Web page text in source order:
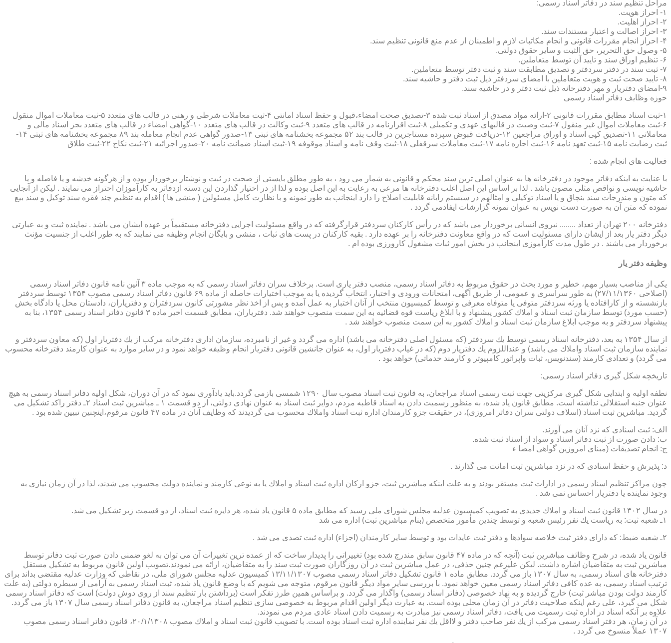
مراحل تنظیم سند در دفاتر اسناد رسمی:
۱- احراز هویت.
۲- احراز اهلیت.
۳- احراز اصالت و اعتبار مستندات سند.
۴- احراز انجام مقررات قانونی و انجام مکاتبات لازم و اطمینان از عدم منع قانونی تنظیم سند.
۵- وصول حق التحریر، حق الثبت و سایر حقوق دولتی.
۶- تنظیم اوراق سند و تایید آن توسط متعاملین.
۷- ثبت سند در دفتر سردفتر و تصدیق مطابقت سند و ثبت دفتر توسط متعاملین.
۸- تایید صحت ثبت و هویت متعاملین با امضای سردفتر ذیل ثبت دفتر و حاشیه سند.
۹-امضای دفتریار و مهر دفترخانه ذیل ثبت دفتر و در حاشیه سند.
حوزه وظایف دفاتر اسناد رسمی
۱-ثبت اسناد مطابق مقررات قانونی ۲-ارائه مواد مصدق از اسناد ثبت شده ۳-تصدیق صحت امضاء،قبول و حفظ اسناد امانتی ۴-ثبت معاملات شرطی و رهنی در قالب های متعدد ۵-ثبت معاملات اموال منقول
۶-ثبت معاملات اموال غیر منقول ۷-ثبت وصیت در قالبهای عهدی و تکمیلی ۸-ثبت اقرارنامه در قالب های متعدد ۹-ثبت وکالت در قالب های متعدد ۱۰-گواهی امضاء در قالب های متعدد بجز اسناد مالی و
معاملاتی ۱۱-تصدیق کپی اسناد و اوراق مراجعین ۱۲-دریافت قبوض سپرده مستاجرین در قالب بند ۵۲ مجموعه بخشنامه های ثبتی ۱۳-صدور گواهی عدم انجام معامله بند ۸۹ مجموعه بخشنامه های ثبتی ۱۴-
ثبت رضایت نامه ۱۵-ثبت تعهد نامه ۱۶-ثبت اجاره نامه ۱۷-ثبت معاملات سرقفلی ۱۸-ثبت وقف نامه و اسناد موقوفه ۱۹-ثبت اسناد ضمانت نامه ۲۰-صدور اجرائیه ۲۱-ثبت نکاح ۲۲-ثبت طلاق
فعالیت های انجام شده :
با عنایت به اینکه دفاتر موجود در دفترخانه ها به عنوان اصلی ترین سند محکم و قانونی به شمار می رود ، به طور مطلق بایستی از صحت در ثبت و نوشتار برخوردار بوده و از هرگونه خدشه و یا فاصله و یا
حاشیه نویسی و نواقص مثلی مصون باشد . لذا بر اساس این اصل اغلب دفترخانه ها مرعی به رعایت به این اصل بوده و لذا از در اختیار گذاردن این دسته ازدفاتر به کارآموزان احتراز می نمایند . لیکن از آنجایی
که متون و مندرجات سند بنچاق و یا اسناد توکیلی و امثالهم در سیستم رایانه قابلیت اصلاح را دارد اینجانب به طور نمونه و با نظارت کامل مسئولین ( منشی ها ) اقدام به تنظیم چند فقره سند توکیل و سند بیع
نموده که متن آن به صورت دست نویس به عنوان نمونه گزارشات ایفادمی گردد .
دفترخانه ۲۰۰ تهران از تعداد ........ نیروی انسانی برخوردار می باشد که در رأس کارکنان سردفتر قرارگرفته که در واقع مسئولیت اجرایی دفترخانه مستقیماً بر عهده ایشان می باشد . نماینده ثبت و به عبارتی
دیگر دفتر یار بعد از ایشان دارای مسئولیت است که در واقع معاونت دفترخانه را بر عهده دارد . بقیه کارکنان در پست های ثبات ، منشی و بایگان انجام وظیفه می نمایند که به طور اغلب از جنسیت مؤنث
برخوردار می باشند . در طول مدت کارآموزی اینجانب در بخش امور ثبات مشغول کارورزی بوده ام .
وظیفه دفتر یار
یكی از مناصب بسیار مهم، خطیر و مورد بحث در حقوق مربوط به دفاتر اسناد رسمی، منصب دفتر یاری است. برخلاف سران دفاتر اسناد رسمی كه به موجب ماده ۳ آئین نامه قانون دفاتر اسناد رسمی
(اصلاحی ۲۷/۱۱/۱۳۶۰) به طور سراسری و عمومی، از طریق آگهی، امتحانات ورودی و اختبار، انتخاب گردیده یا به موجب اختیارات حاصله از ماده ۶۹ قانون دفاتر اسناد رسمی مصوب ۱۳۵۴ توسط سردفتر
بازنشسته و از كارافتاده یا ورثه سردفتر متوفی یا متوفاه معرفی و توسط كمیسیون منتخب از آنان اختبار به عمل آمده و پس از اخذ نظر مشورتی كانون سردفتران و دفتریاران، دادستان محل یا دادگاه بخش
(حسب مورد) توسط سازمان ثبت اسناد و املاك كشور پیشنهاد و با ابلاغ ریاست قوه قضائیه به این سمت منصوب خواهند شد. دفتریاران، مطابق قسمت اخیر ماده ۳ قانون دفاتر اسناد رسمی ۱۳۵۴، بنا به
پیشنهاد سردفتر و به موجب ابلاغ سازمان ثبت اسناد و املاك كشور به این سمت منصوب خواهند شد .
از سال ۱۳۵۴ به بعد، دفترخانه اسناد رسمی توسط یك سردفتر (كه مسئول اصلی دفترخانه می باشد) اداره می گردد و غیر از نامبرده، سازمان اداری دفترخانه مركب از یك دفتریار اول (كه معاون سردفتر و
نماینده سازمان ثبت اسناد واملاك می باشد) و عنداللزوم یك دفتریار دوم (كه در غیاب دفتریار اول، به عنوان جانشین قانونی دفتریار انجام وظیفه خواهد نمود و در سایر موارد به عنوان كارمند دفترخانه محسوب
می گردد) و تعدادی كارمند (سندنویس، ثبات واپراتور كامپیوتر و كارمند خدماتی) خواهد بود .
تاریخچه شكل گیری دفاتر اسناد رسمی:
نطفه اولیه و ابتدایی شكل گیری مركزیتی جهت ثبت رسمی اسناد مراجعان، به قانون ثبت اسناد مصوب سال ۱۲۹۰ شمسی بازمی گردد.باید یادآوری نمود كه در آن دوران، شكل اولیه دفاتر اسناد رسمی به هیچ
عنوان جنبه استقلالی نداشته است. مطابق قانون یاد شده، به منظور رسمیت دادن به اسناد قاطبه مردم، دوایر ثبت اسناد به عنوان نهادی دولتی، از دو قسمت ۱ ـ مباشرین ثبت اسناد ۲ـ دفتر راكد تشكیل می
گردید. مباشرین ثبت اسناد (اسلاف دولتی سران دفاتر امروزی)، در حقیقت جزو كارمندان اداره ثبت اسناد واملاك محسوب می گردیدند كه وظایف آنان در ماده ۴۷ قانون مرقوم،اینچنین تبیین شده بود .
الف: ثبت اسنادی كه نزد آنان می آورند.
ب: دادن صورت از ثبت دفاتر اسناد و سواد از اسناد ثبت شده.
ج: انجام تصدیقات (مبنای امروزین گواهی امضا ء
د: پذیرش و حفظ اسنادی كه در نزد مباشرین ثبت امانت می گذارند .
چون مراكز تنظیم اسناد رسمی در ادارات ثبت مستقر بودند و به علت اینكه مباشرین ثبت، جزو اركان اداره ثبت اسناد و املاك یا به نوعی كارمند و نماینده دولت محسوب می شدند، لذا در آن زمان نیازی به
وجود نماینده یا دفتریار احساس نمی شد .
در سال ۱۳۰۲ قانون ثبت اسناد و املاك جدیدی به تصویب كمیسیون عدلیه مجلس شورای ملی رسید كه مطابق ماده ۵ قانون یاد شده، هر دایره ثبت اسناد، از دو قسمت زیر تشكیل می شد.
۱ـ شعبه ثبت: به ریاست یك نفر رئیس شعبه و توسط چندین مأمور متخصص (بنام مباشرین ثبت) اداره می شد
۲ـ شعبه ضبط: كه دارای دفتر ثبت خلاصه سوادها و دفتر ثبت عایدات بود و توسط سایر كارمندان (اجزاء) اداره ثبت تصدی می شد .
قانون یاد شده، در شرح وظائف مباشرین ثبت (آنچه كه در ماده ۴۷ قانون سابق مندرج شده بود) تغییراتی را پدیدار ساخت كه از عمده ترین تغییرات آن می توان به لغو ضمنی دادن صورت ثبت دفاتر توسط
مباشرین ثبت به متقاضیان اشاره داشت. لیكن علیرغم چنین حذفی، در عمل مباشرین ثبت در آن روزگاران صورت ثبت سند را به متقاضیان، ارائه می نمودند.تصویب اولین قانون مربوط به تشكیل مستقل
دفترخانه های اسناد رسمی، به سال ۱۳۰۷ باز می گردد. مطابق ماده ۱ قانون تشكیل دفاتر اسناد رسمی مصوب ۱۳/۱۱/۱۳۰۷ كمیسیون عدلیه مجلس شورای ملی، در نقاطی كه وزارت عدلیه مقتضی بداند برای
ترتیب اسناد رسمی، به عده كافی دفاتر اسناد رسمی معین خواهد نمود. با بررسی سایر مواد دیگر قانون مرقوم، متوجه می شویم كه با وضع قانون یاد شده، ثبت اسناد رسمی به آرامی از سیطره دولتی (به علت
كارمند دولت بودن مباشر ثبت) خارج گردیده و به نهاد خصوصی (دفاتر اسناد رسمی) واگذار می گردد. و براساس همین طرز تفكر است (برداشتن بار تنظیم سند از روی دوش دولت) است كه دفاتر اسناد رسمی
شكل می گیرد، علی رغم اینكه صلاحیت دفاتر در آن زمان محلی بوده است. به عبارت دیگر اولین اقدام مربوط به خصوصی سازی تنظیم اسناد مراجعان، به قانون دفاتر اسناد رسمی سال ۱۳۰۷ باز می گردد.
علاوه بر آنكه اسناد در اداره ثبت رسمیت می یافت، دفاتر اسناد رسمی نیز مبادرت به رسمیت دادن اسناد عادی مردم می نمودند.
در آن زمان، هر دفتر اسناد رسمی مركب از یك نفر صاحب دفتر و لااقل یك نفر نماینده اداره ثبت اسناد بوده است. با تصویب قانون ثبت اسناد و املاك مصوب ۲۰/۱/۱۳۰۸، قانون دفاتر اسناد رسمی مصوب
۱۳۰۷ عملاً منسوخ می گردد .